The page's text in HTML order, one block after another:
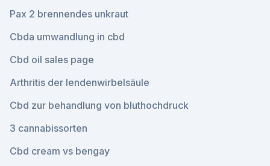
Pax 2 brennendes unkraut
Cbda umwandlung in cbd
Cbd oil sales page
Arthritis der lendenwirbelsäule
Cbd zur behandlung von bluthochdruck
3 cannabissorten
Cbd cream vs bengay